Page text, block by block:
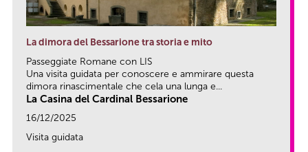
La dimora del Bessarione tra storia e mito
Passeggiate Romane con LIS
Una visita guidata per conoscere e ammirare questa
dimora rinascimentale che cela una lunga e...
La Casina del Cardinal Bessarione
16/12/2025
Visita guidata